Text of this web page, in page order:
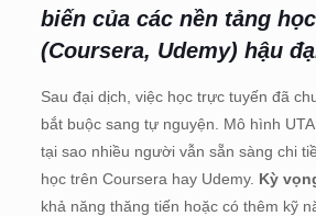
biến của các nền tảng
(Coursera, Udemy) hậu
Sau đại dịch, việc học trực tuyến đã
bắt buộc sang tự nguyện. Mô hình
tại sao nhiều người vẫn sẵn sàng chi
học trên Coursera hay Udemy. Kỳ
khả năng thăng tiến hoặc có thêm kỹ